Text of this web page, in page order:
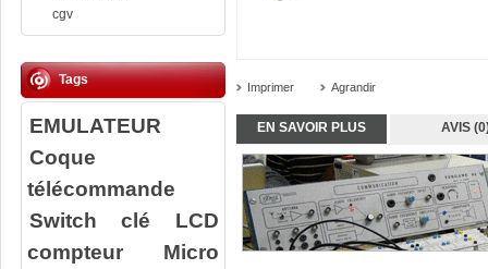
cgv
Tags
EMULATEUR
Coque
télécommande
Switch clé
LCD
compteur
Micro
Imprimer Agrandir
EN SAVOIR PLUS AVIS